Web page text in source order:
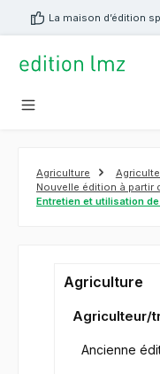
principal
La maison d’édition
Agriculture
Nouvelle édition à partir
Entretien et utilisation
Agriculture
Agriculteur/
Ancienne